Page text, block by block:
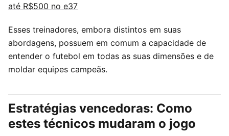
até R$500 no e37
Esses treinadores, embora distintos em suas
abordagens, possuem em comum a capacidade de
entender o futebol em todas as suas dimensões e de
moldar equipes campeãs.
Estratégias vencedoras: Como
estes técnicos mudaram o jogo